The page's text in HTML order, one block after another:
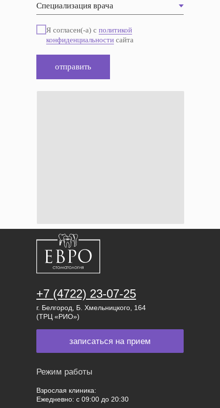
Я согласен(-а) с политикой
конфиденциальности сайта
отправить
Взрослая клиника:
Ежедневно: с 09:00 до 20:30
Режим работы
г. Белгород, Б. Хмельницкого, 164
(ТРЦ «РИО»)
+7 (4722) 23-07-25
записаться на прием